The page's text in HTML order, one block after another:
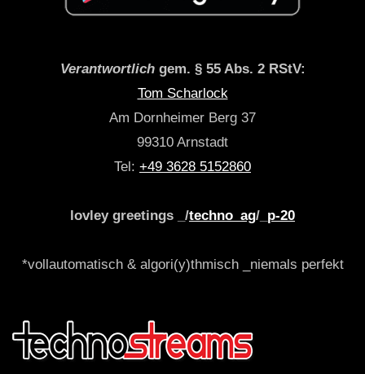
Verantwortlichgem. § 55 Abs. 2 RStV:
Tom Scharlock
Am Dornheimer Berg 37
99310 Arnstadt
Tel: +49 3628 5152860
lovley greetings _/techno_ag/_ p-20
*vollautomatisch & algori(y)thmisch _niemals perfekt